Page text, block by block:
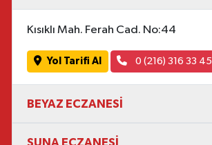
Kısıklı Mah. Ferah Cad. No:44
Yol Tarifi Al 0 (216) 316 33 45
BEYAZ ECZANESİ